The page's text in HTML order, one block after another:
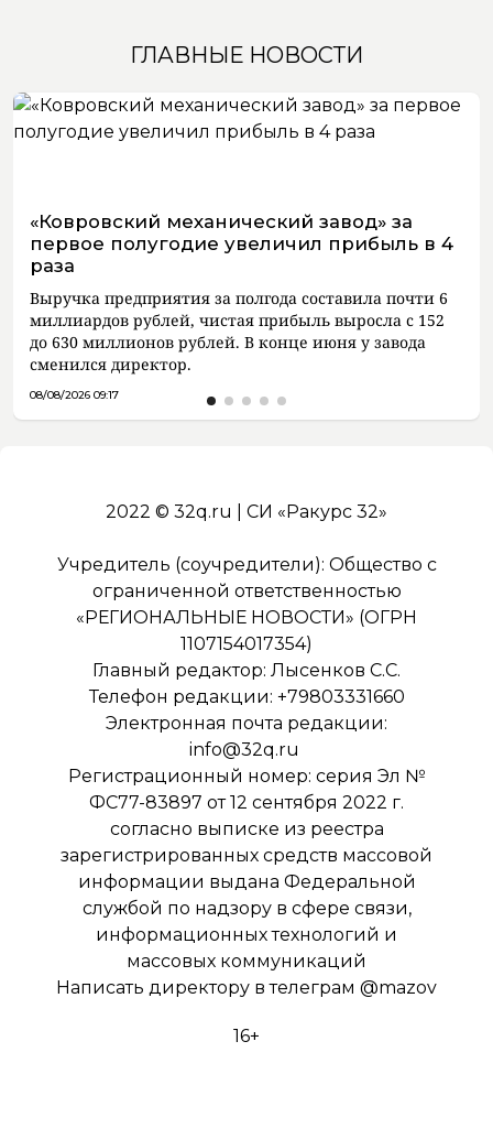
ГЛАВНЫЕ НОВОСТИ
«Ковровский механический завод» за
первое полугодие увеличил прибыль в 4
раза
Выручка предприятия за полгода составила почти 6
миллиардов рублей, чистая прибыль выросла с 152
до 630 миллионов рублей. В конце июня у завода
сменился директор.
08/08/2026 09:17
2022 © 32q.ru | СИ «Ракурс 32»
Учредитель (соучредители): Общество с
ограниченной ответственностью
«РЕГИОНАЛЬНЫЕ НОВОСТИ» (ОГРН
1107154017354)
Главный редактор: Лысенков С.С.
Телефон редакции: +79803331660
Электронная почта редакции:
info@32q.ru
Регистрационный номер: серия Эл №
ФС77-83897 от 12 сентября 2022 г.
согласно выписке из реестра
зарегистрированных средств массовой
информации выдана Федеральной
службой по надзору в сфере связи,
информационных технологий и
массовых коммуникаций
Написать директору в телеграм @mazov
16+